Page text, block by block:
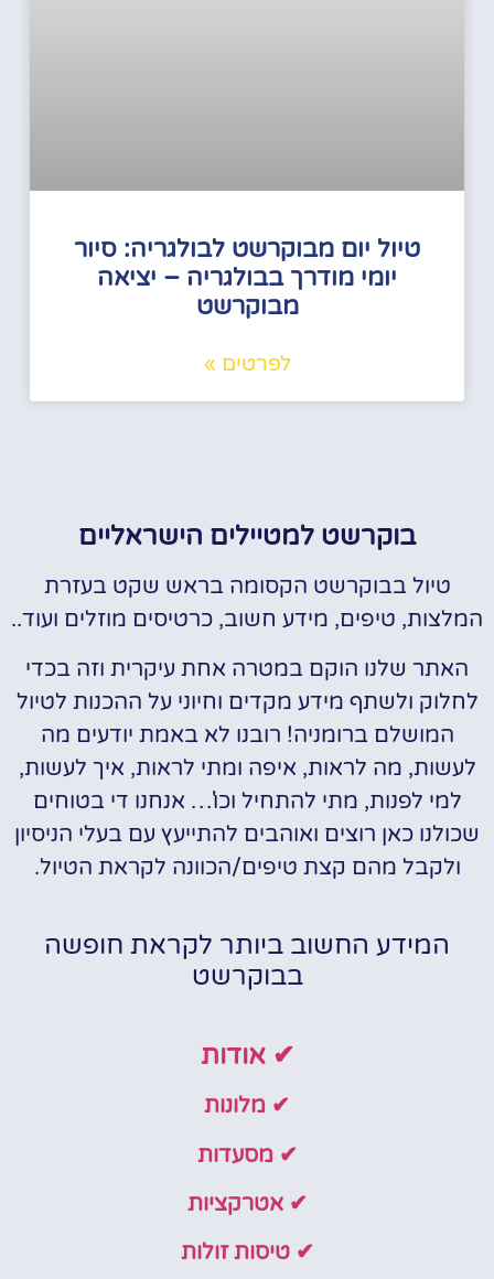
טיול יום מבוקרשט לבולגריה: סיור
יומי מודרך בבולגריה – יציאה
מבוקרשט
לפרטים »
בוקרשט למטיילים הישראליים
טיול בבוקרשט הקסומה בראש שקט בעזרת
המלצות, טיפים, מידע חשוב, כרטיסים מוזלים ועוד..
האתר שלנו הוקם במטרה אחת עיקרית וזה בכדי
לחלוק ולשתף מידע מקדים וחיוני על ההכנות לטיול
המושלם ברומניה! רובנו לא באמת יודעים מה
לעשות, מה לראות, איפה ומתי לראות, איך לעשות,
למי לפנות, מתי להתחיל וכו'… אנחנו די בטוחים
שכולנו כאן רוצים ואוהבים להתייעץ עם בעלי הניסיון
ולקבל מהם קצת טיפים/הכוונה לקראת הטיול.
המידע החשוב ביותר לקראת חופשה
בבוקרשט
✔ אודות
✔ מלונות
✔ מסעדות
✔ אטרקציות
✔ טיסות זולות